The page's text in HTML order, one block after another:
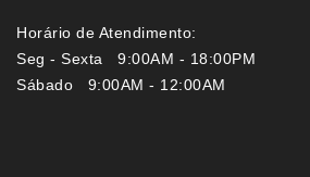
Horário de Atendimento:
Seg - Sexta 9:00AM - 18:00PM
Sábado 9:00AM - 12:00AM